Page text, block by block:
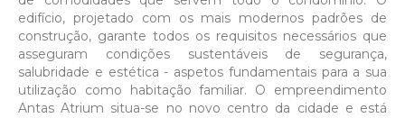
edifício, projetado com os mais modernos padrões de
construção, garante todos os requisitos necessários que
asseguram condições sustentáveis de segurança,
salubridade e estética - aspetos fundamentais para a sua
utilização como habitação familiar. O empreendimento
Antas Atrium situa-se no novo centro da cidade e está